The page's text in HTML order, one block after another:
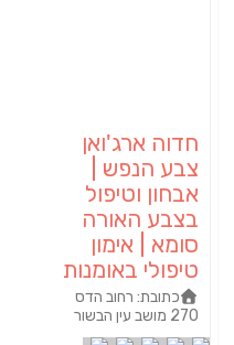
חדוה ארג'ואן
צבע הנפש |
אבחון וטיפול
בצבע האורה
סומא | אימון
טיפולי באומנות
כתובת: רחוב הדס
270 מושב עין הבשור